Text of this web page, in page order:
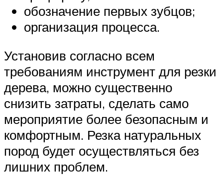
обозначение первых зубцов;
организация процесса.
Установив согласно всем
требованиям инструмент для резки
дерева, можно существенно
снизить затраты, сделать само
мероприятие более безопасным и
комфортным. Резка натуральных
пород будет осуществляться без
лишних проблем.